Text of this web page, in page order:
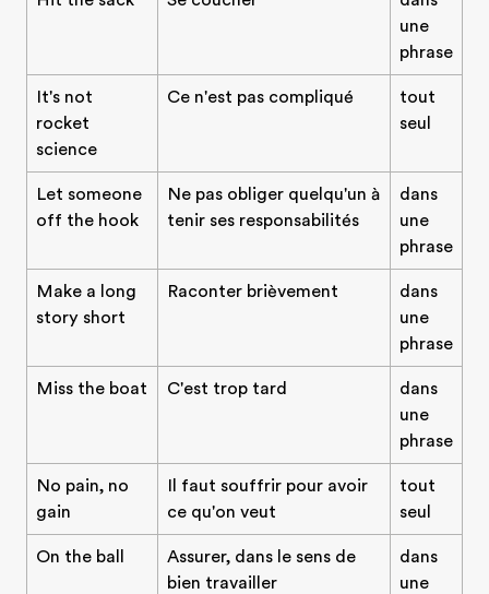
une
phrase
It's not
rocket
science
Ce n'est pas compliqué
tout
seul
Let someone
off the hook
Ne pas obliger quelqu'un à
tenir ses responsabilités
dans
une
phrase
Make a long
story short
Raconter brièvement
dans
une
phrase
Miss the boat C'est trop tard
dans
une
phrase
No pain, no
gain
Il faut souffrir pour avoir
ce qu'on veut
tout
seul
On the ball
Assurer, dans le sens de
bien travailler
dans
une